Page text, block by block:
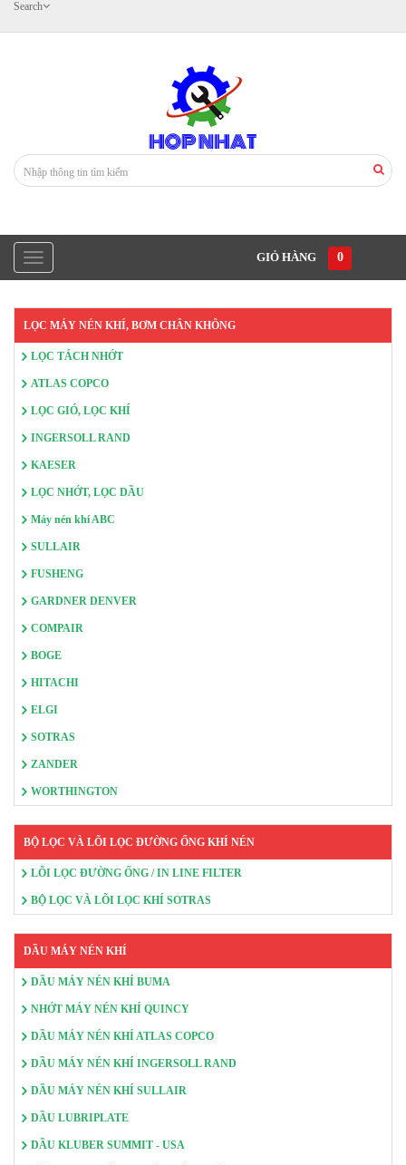
Search
GIỎ HÀNG 0
LỌC MÁY NÉN KHÍ, BƠM CHÂN KHÔNG
LỌC TÁCH NHỚT
ATLAS COPCO
LỌC GIÓ, LỌC KHÍ
INGERSOLL RAND
KAESER
LỌC NHỚT, LỌC DẦU
Máy nén khí ABC
SULLAIR
FUSHENG
GARDNER DENVER
COMPAIR
BOGE
HITACHI
ELGI
SOTRAS
ZANDER
WORTHINGTON
BỘ LỌC VÀ LÕI LỌC ĐƯỜNG ỐNG KHÍ NÉN
LÕI LỌC ĐƯỜNG ỐNG / IN LINE FILTER
BỘ LỌC VÀ LÕI LỌC KHÍ SOTRAS
DẦU MÁY NÉN KHÍ
DẦU MÁY NÉN KHÍ BUMA
NHỚT MÁY NÉN KHÍ QUINCY
DẦU MÁY NÉN KHÍ ATLAS COPCO
DẦU MÁY NÉN KHÍ INGERSOLL RAND
DẦU MÁY NÉN KHÍ SULLAIR
DẦU LUBRIPLATE
DẦU KLUBER SUMMIT - USA